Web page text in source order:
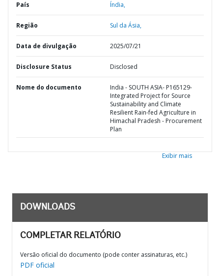
País Índia,
Região Sul da Ásia,
Data de divulgação 2025/07/21
Disclosure Status Disclosed
Nome do documento
India - SOUTH ASIA- P165129-
Integrated Project for Source
Sustainability and Climate
Resilient Rain-fed Agriculture in
Himachal Pradesh - Procurement
Plan
Exibir mais
DOWNLOADS
COMPLETAR RELATÓRIO
Versão oficial do documento (pode conter assinaturas, etc.)
PDF oficial